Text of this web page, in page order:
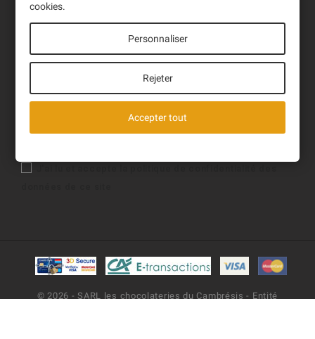
Notre société
© 2026 - SARL les chocolateries du Cambrésis - Entité
cookies.
Personnaliser
Rejeter
Accepter tout